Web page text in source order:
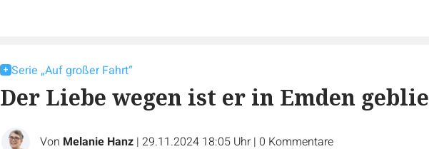
Serie „Auf großer Fahrt“
Der Liebe wegen ist er in Emden
Von Melanie Hanz | 29.11.2024 18:05 Uhr | 0 Kommentare